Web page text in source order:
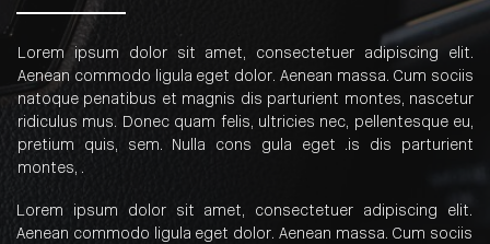
Lorem ipsum dolor sit amet, consectetuer adipiscing elit.
Aenean commodo ligula eget dolor. Aenean massa. Cum sociis
natoque penatibus et magnis dis parturient montes, nascetur
ridiculus mus. Donec quam felis, ultricies nec, pellentesque eu,
pretium quis, sem. Nulla cons gula eget .is dis parturient
montes, .
Lorem ipsum dolor sit amet, consectetuer adipiscing elit.
Aenean commodo ligula eget dolor. Aenean massa. Cum sociis